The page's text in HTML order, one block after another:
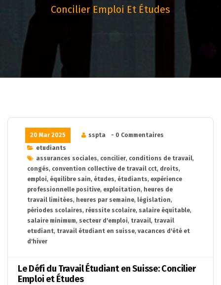
Concilier Emploi Et Études
20 Mar 2025 sspta
- 0 Commentaires
etudiants
assurances sociales, concilier, conditions de travail,
congés, convention collective de travail cct, droits,
emploi, équilibre sain, études, étudiants, expérience
professionnelle positive, exploitation, heures de
travail limitées, heures par semaine, législation,
périodes scolaires, réussite scolaire, salaire équitable,
salaire minimum, secteur d'emploi, travail, travail
etudiant, travail étudiant en suisse, vacances d'été et
d'hiver
Le Défi du Travail Étudiant en Suisse: Concilier
Emploi et Études